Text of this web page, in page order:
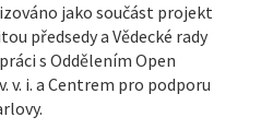
jako součást projekt
předsedy a Vědecké rady
s Oddělením Open
v. i. a Centrem pro podporu